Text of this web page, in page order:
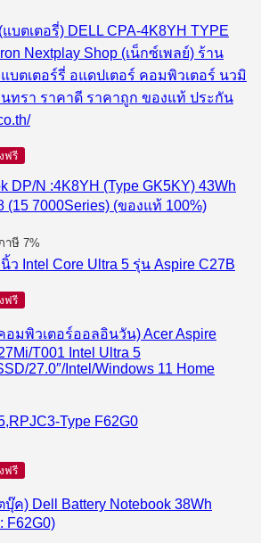
ฟรี
DP/N :4K8YH (Type GK5KY) 43Wh
(15 7000Series) (ของแท้ 100%)
฿.
าษี 7%
ฟรี
อมพิวเตอร์ออลอินวัน) Acer Aspire
T001 Intel Ultra 5
27.0″/Intel/Windows 11 Home
ฟรี
ค) Dell Battery Notebook 38Wh
F62G0)